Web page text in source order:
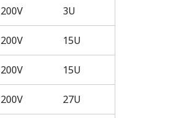
200V 3U
200V 15U
200V 15U
200V 27U